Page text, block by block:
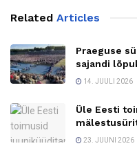
Related Articles
Praeguse
sajandi
14. JUULI 2026
Üle Eesti
23. JUUNI 2026